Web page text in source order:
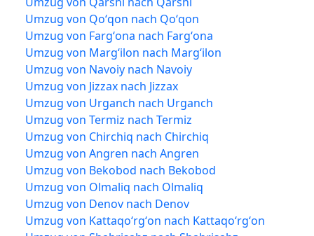
Umzug von Qoʻqon nach Qoʻqon
Umzug von Fargʻona nach Fargʻona
Umzug von Margʻilon nach Margʻilon
Umzug von Navoiy nach Navoiy
Umzug von Jizzax nach Jizzax
Umzug von Urganch nach Urganch
Umzug von Termiz nach Termiz
Umzug von Chirchiq nach Chirchiq
Umzug von Angren nach Angren
Umzug von Bekobod nach Bekobod
Umzug von Olmaliq nach Olmaliq
Umzug von Denov nach Denov
Umzug von Kattaqoʻrgʻon nach Kattaqoʻrgʻon